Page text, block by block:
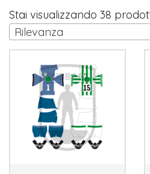
Stai visualizzando 38
Rilevanza